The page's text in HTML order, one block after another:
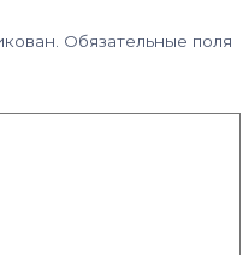
Обязательные поля